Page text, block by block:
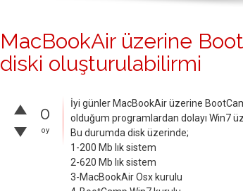
MacBookAir üzerine
diski oluşturulabilirmi
0
oy
İyi günler MacBookAir üzerine
olduğum programlardan dolayı Win7
Bu durumda disk üzerinde;
1-200 Mb lık sistem
2-620 Mb lık sistem
3-MacBookAir Osx kurulu